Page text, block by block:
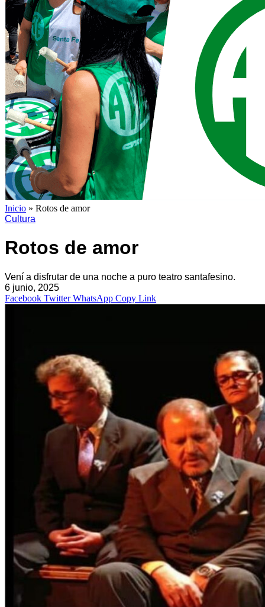
Inicio » Rotos de amor
Cultura
Rotos de amor
Vení a disfrutar de una noche a puro teatro santafesino.
6 junio, 2025
Facebook Twitter WhatsApp Copy Link